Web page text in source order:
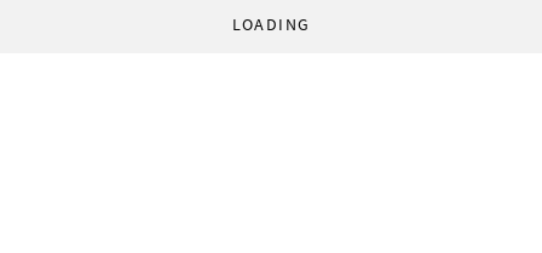
LOADING